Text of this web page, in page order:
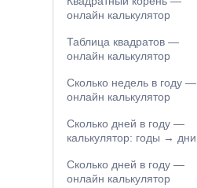
онлайн калькулятор
Таблица квадратов —
онлайн калькулятор
Сколько недель в году —
онлайн калькулятор
Сколько дней в году —
калькулятор: годы → дни
Сколько дней в году —
онлайн калькулятор